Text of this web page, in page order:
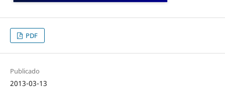
PDF
Publicado
2013-03-13